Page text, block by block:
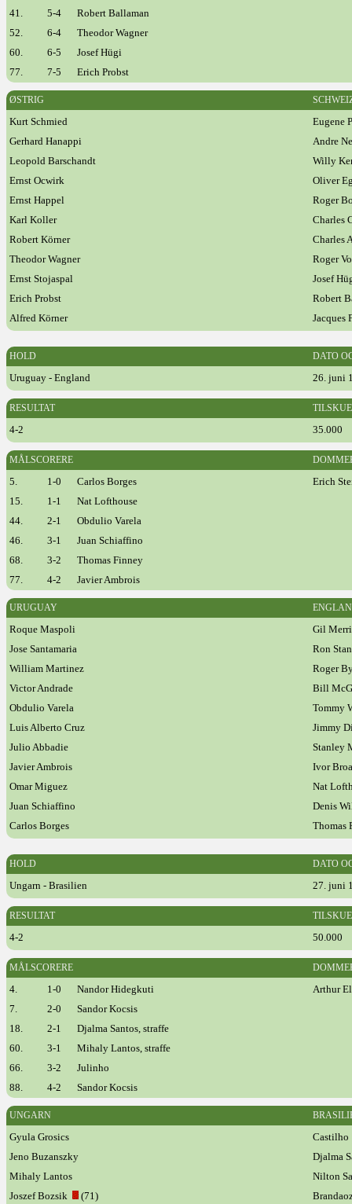
41.
5-4
Robert Ballaman
52.
6-4
Theodor Wagner
60.
6-5
Josef Hügi
77.
7-5 Erich Probst
ØSTRIG
Kurt Schmied
Eugene
Gerhard Hanappi
Andre
Leopold Barschandt
Willy
Ernst Ocwirk
Oliver
Ernst Happel
Roger
Karl Koller
Charles
Robert Körner
Charles
Theodor Wagner
Roger
Ernst Stojaspal
Josef
Erich Probst
Robert
Alfred Körner
Jacques
HOLD DATO
Uruguay - England 26. juni
RESULTAT
4-2 35.000
MÅLSCORERE
5. 1-0 Carlos Borges
Erich
15.
1-1
Nat Lofthouse
44.
2-1
Obdulio Varela
46.
3-1
Juan Schiaffino
68.
3-2
Thomas Finney
77.
4-2 Javier Ambrois
URUGUAY
Roque Maspoli
Gil
Jose Santamaria
Ron
William Martinez
Roger
Victor Andrade
Bill
Obdulio Varela
Tommy
Luis Alberto Cruz
Jimmy
Julio Abbadie
Stanley
Javier Ambrois
Ivor
Omar Miguez
Nat
Juan Schiaffino
Denis
Carlos Borges
Thomas
HOLD DATO
Ungarn - Brasilien 27. juni
RESULTAT
4-2 50.000
MÅLSCORERE
4. 1-0 Nandor Hidegkuti
Arthur
7.
2-0
Sandor Kocsis
18.
2-1
Djalma Santos, straffe
60.
3-1
Mihaly Lantos, straffe
66.
3-2
Julinho
88.
4-2 Sandor Kocsis
UNGARN
Gyula Grosics
Castilho
Jeno Buzanszky
Djalma
Mihaly Lantos
Nilton
Joszef Bozsik
(71)